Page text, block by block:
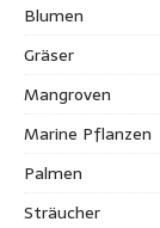
Blumen
Gräser
Mangroven
Marine Pflanzen
Palmen
Sträucher